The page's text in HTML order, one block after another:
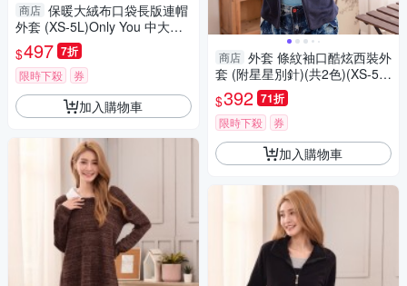
商店 保暖大絨布口袋長版連帽
外套 (XS-5L)Only You 中大尺
碼 MIT台灣製 【A5082】
$497 7折
限時下殺 券
加入購物車
商店 外套 條紋袖口酷炫西裝外
套 (附星星別針)(共2色)(XS-5L)
Only You 中大尺碼-MIT台灣製
A3180
$392 71折
限時下殺 券
加入購物車